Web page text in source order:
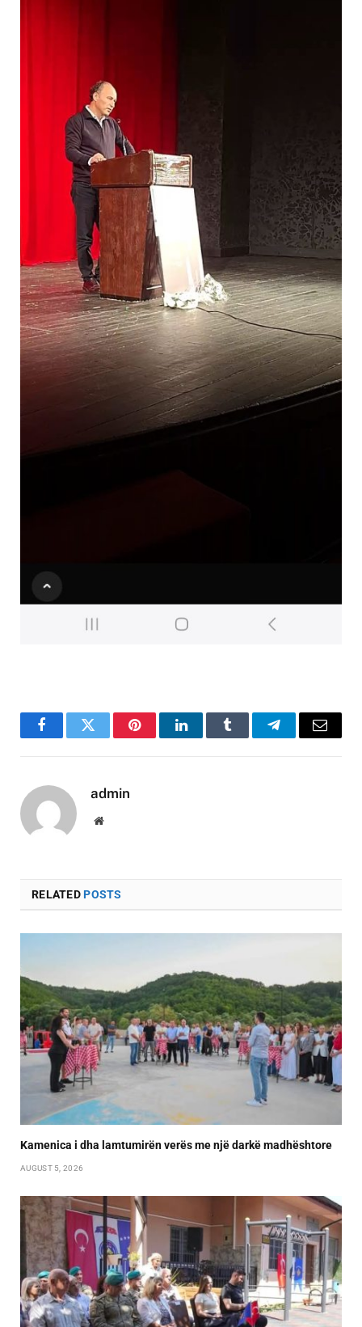
FacebookTwitter PinterestLinkedInTumblr TelegramEmail
admin
Website
RELATEDPOSTS
Kamenica i dha lamtumirën verës me një darkë madhështore
AUGUST 5, 2026